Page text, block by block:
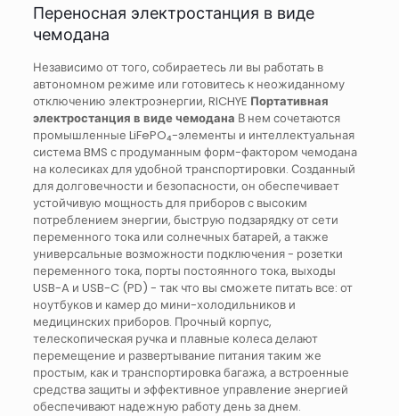
Переносная электростанция в виде
чемодана
Независимо от того, собираетесь ли вы работать в
автономном режиме или готовитесь к неожиданному
отключению электроэнергии, RICHYE Портативная
электростанция в виде чемодана В нем сочетаются
промышленные LiFePO₄-элементы и интеллектуальная
система BMS с продуманным форм-фактором чемодана
на колесиках для удобной транспортировки. Созданный
для долговечности и безопасности, он обеспечивает
устойчивую мощность для приборов с высоким
потреблением энергии, быструю подзарядку от сети
переменного тока или солнечных батарей, а также
универсальные возможности подключения - розетки
переменного тока, порты постоянного тока, выходы
USB-A и USB-C (PD) - так что вы сможете питать все: от
ноутбуков и камер до мини-холодильников и
медицинских приборов. Прочный корпус,
телескопическая ручка и плавные колеса делают
перемещение и развертывание питания таким же
простым, как и транспортировка багажа, а встроенные
средства защиты и эффективное управление энергией
обеспечивают надежную работу день за днем.